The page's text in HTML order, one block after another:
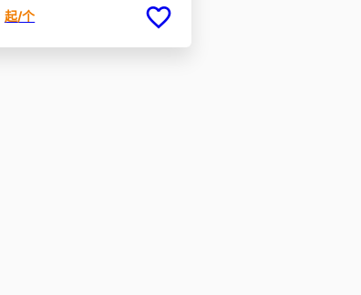
起/个